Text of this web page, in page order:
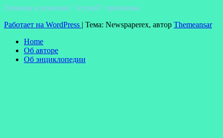
Помощь в решении "острой" проблемы
Работает на WordPress | Тема: Newspaperex, автор Themeansar
Home
Об авторе
Об энциклопедии